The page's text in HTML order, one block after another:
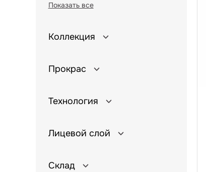
Показать все
Коллекция
Прокрас
Технология
Лицевой слой
Склад